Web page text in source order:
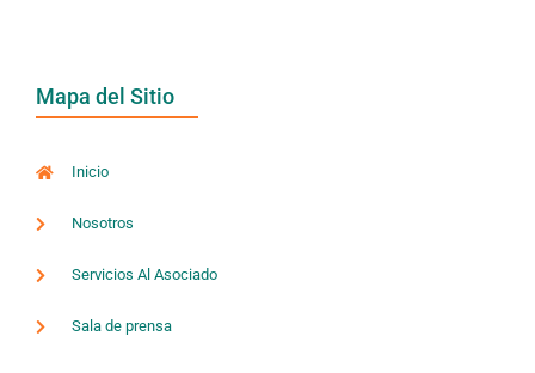
Mapa del Sitio
Inicio
Nosotros
Servicios Al Asociado
Sala de prensa